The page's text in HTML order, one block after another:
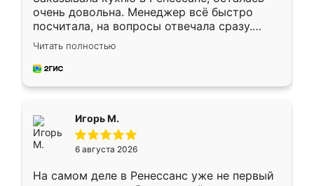
очень довольна. Менеджер всё быстро
посчитала, на вопросы отвечала сразу.
Замерщик приехал в субботу, подошёл к
делу со всей ответственностью. Собрали
за день, ребята работали аккуратно, даже
Читать полностью
Игорь М.
6 августа 2026
На самом деле в Ренессанс уже не первый